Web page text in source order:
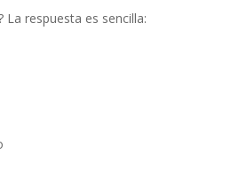
respuesta es sencilla: